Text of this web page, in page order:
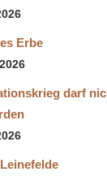
Erbe
darf